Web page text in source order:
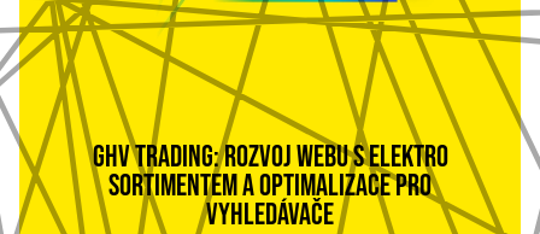
GHV TRADING: ROZVOJ WEBU S ELEKTRO
SORTIMENTEM A OPTIMALIZACE PRO
VYHLEDÁVAČE